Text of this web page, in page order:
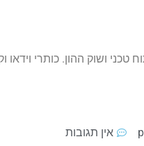
ושוק ההון. כותרי וידאו
אין תגובות